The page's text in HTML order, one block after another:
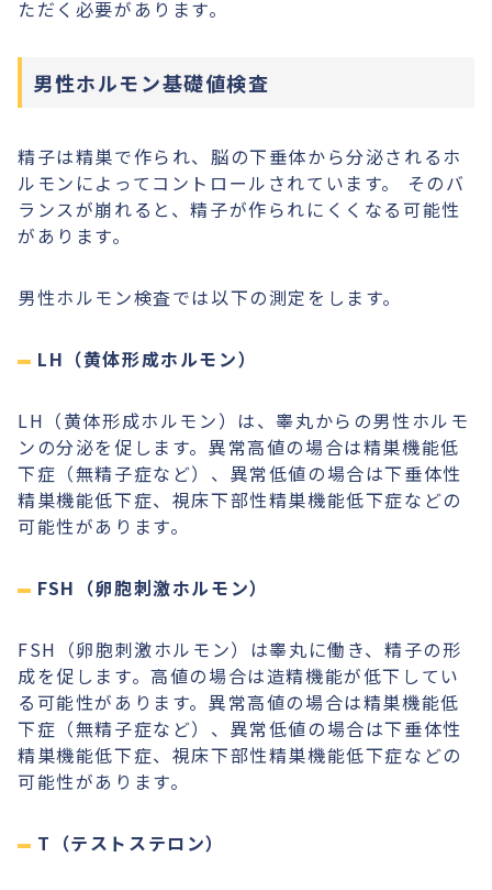
ただく必要があります。
男性ホルモン基礎値検査
精子は精巣で作られ、脳の下垂体から分泌されるホ
ルモンによってコントロールされています。 そのバ
ランスが崩れると、精子が作られにくくなる可能性
があります。
男性ホルモン検査では以下の測定をします。
LH（黄体形成ホルモン）
LH（黄体形成ホルモン）は、睾丸からの男性ホルモ
ンの分泌を促します。異常高値の場合は精巣機能低
下症（無精子症など）、異常低値の場合は下垂体性
精巣機能低下症、視床下部性精巣機能低下症などの
可能性があります。
FSH（卵胞刺激ホルモン）
FSH（卵胞刺激ホルモン）は睾丸に働き、精子の形
成を促します。高値の場合は造精機能が低下してい
る可能性があります。異常高値の場合は精巣機能低
下症（無精子症など）、異常低値の場合は下垂体性
精巣機能低下症、視床下部性精巣機能低下症などの
可能性があります。
T（テストステロン）